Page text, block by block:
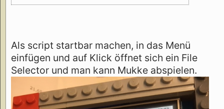
Als script startbar machen, in das Menü
einfügen und auf Klick öffnet sich ein File
Selector und man kann Mukke abspielen.